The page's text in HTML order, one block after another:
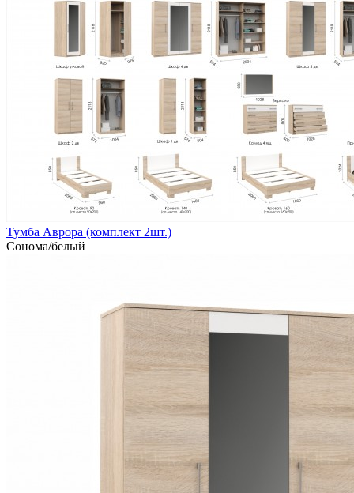
Тумба Аврора (комплект 2шт.)
Сонома/белый